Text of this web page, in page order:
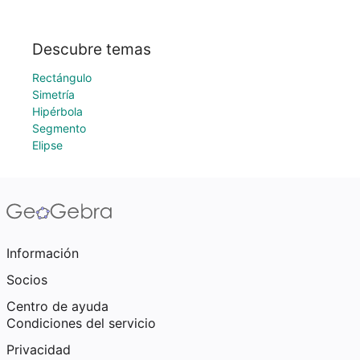
Descubre temas
Rectángulo
Simetría
Hipérbola
Segmento
Elipse
Información
Socios
Centro de ayuda
Condiciones del servicio
Privacidad